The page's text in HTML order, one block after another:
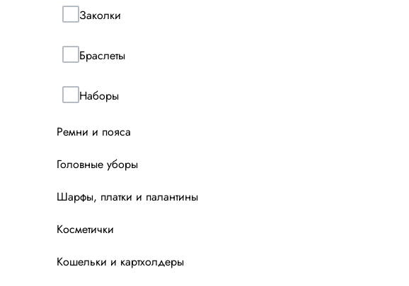
Заколки
Браслеты
Наборы
Ремни и пояса
Головные уборы
Шарфы, платки и палантины
Косметички
Кошельки и картхолдеры